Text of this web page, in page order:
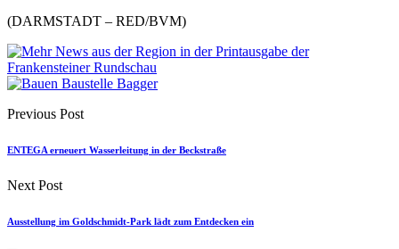
(DARMSTADT – RED/BVM)
Previous Post
ENTEGA erneuert Wasserleitung in der Beckstraße
Next Post
Ausstellung im Goldschmidt-Park lädt zum Entdecken ein